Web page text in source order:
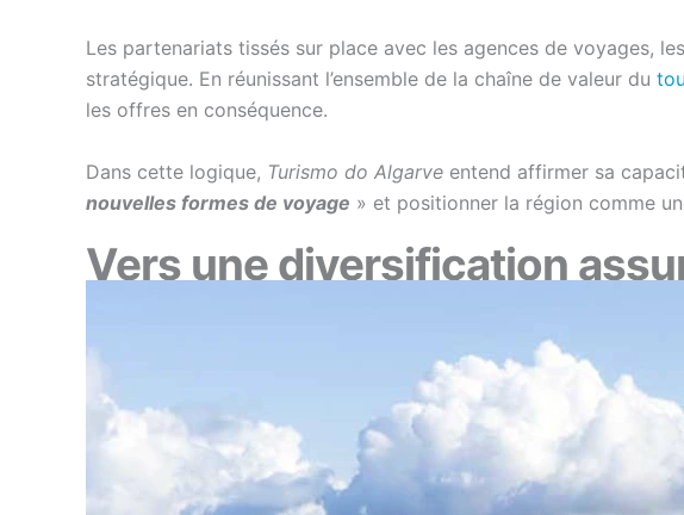
Les partenariats tissés sur place avec les agences de voyages,
stratégique. En réunissant l’ensemble de la chaîne de valeur du
les offres en conséquence.
Dans cette logique, Turismo do Algarve entend affirmer sa
nouvelles formes de voyage » et positionner la région comme
Vers une diversification